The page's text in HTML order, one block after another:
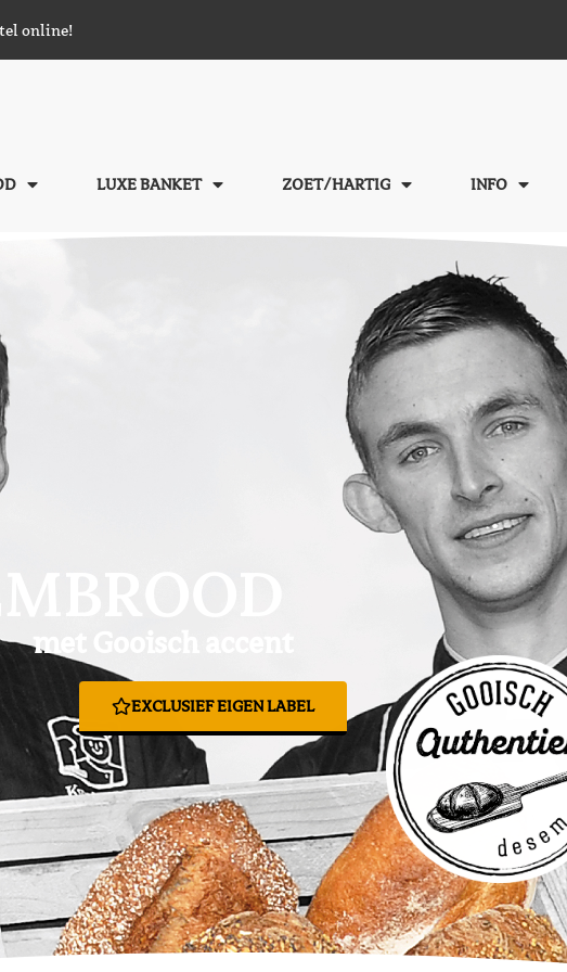
online!
LUXE BANKET ZOET/HARTIG INFO
met Gooisch accent
EXCLUSIEF EIGEN LABEL